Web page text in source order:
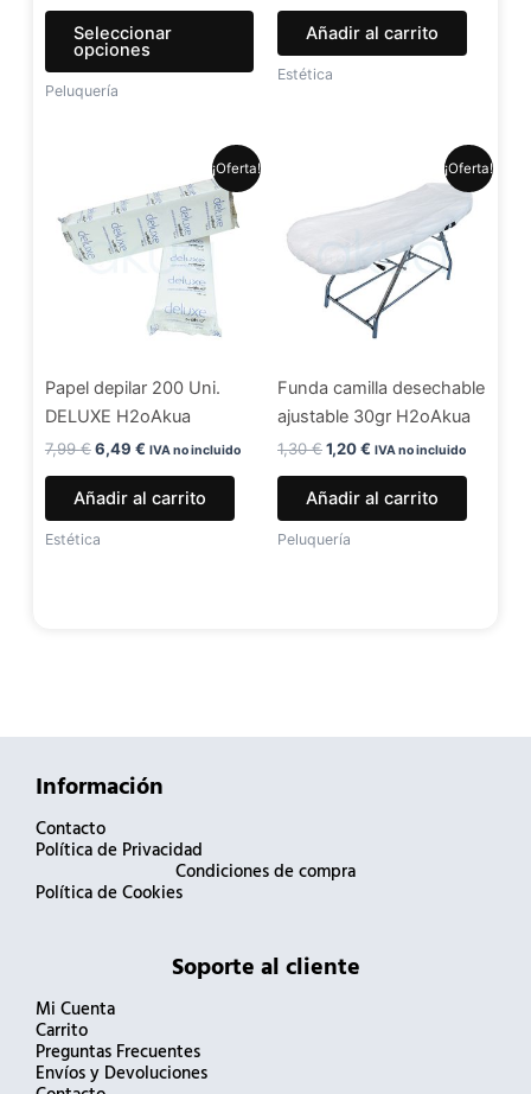
Seleccionar
opciones
la
página
de
Peluquería
Añadir al carrito
Estética
¡Oferta!
Papel depilar 200 Uni.
DELUXE H2oAkua
7,99€
original
era:
7,99 €.
6,49 €
precio
actual
es:
6,49 €.
IVA no incluido
Añadir al carrito
Estética
¡Oferta!
Funda camilla desechable
ajustable 30gr H2oAkua
1,30€
original
era:
1,20€
actual
1,20 €.
IVA no incluido
Añadir al carrito
Peluquería
Información
Contacto
Política de Privacidad
Condiciones de compra
Política de Cookies
Soporte al cliente
Mi Cuenta
Carrito
Preguntas Frecuentes
Envíos y Devoluciones